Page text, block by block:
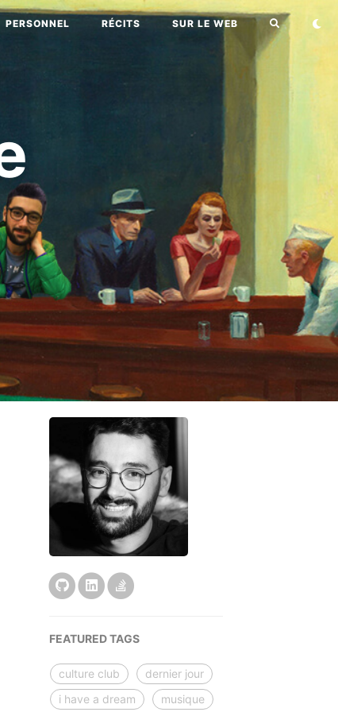
PERSONNEL RÉCITS SUR LE WEB
FEATURED TAGS
culture club
dernier jour
i have a dream
musique